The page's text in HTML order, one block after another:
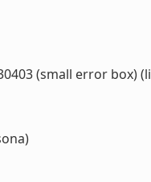
(small error box)